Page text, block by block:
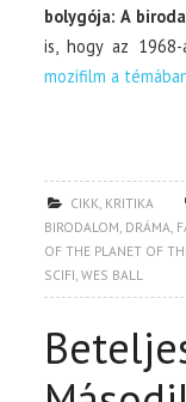
bolygója: A
is, hogy az
mozifilm a
CIKK, KRITIKA
BIRODALOM, DRÁMA,
OF THE PLANET OF
SCIFI,WES BALL